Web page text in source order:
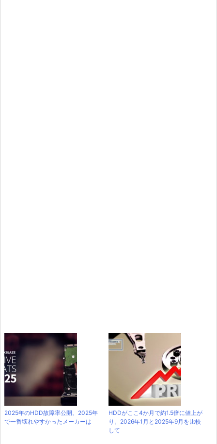
2025年のHDD故障率公開。2025年
で一番壊れやすかったメーカーは
HDDがここ4か月で約1.5倍に値上が
り。2026年1月と2025年9月を比較
して